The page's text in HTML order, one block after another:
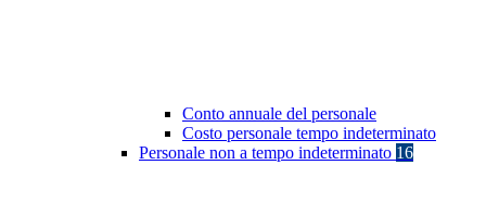
Conto annuale del personale
Costo personale tempo indeterminato
Personale non a tempo indeterminato 16